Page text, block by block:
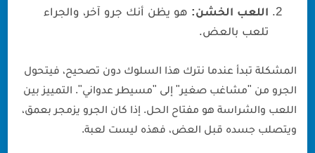
اللعب الخشن: هو يظن أنك جرو آخر، والجراء
تلعب بالعض.
المشكلة تبدأ عندما نترك هذا السلوك دون تصحيح، فيتحول
الجرو من "مشاغب صغير" إلى "مسيطر عدواني". التمييز بين
اللعب والشراسة هو مفتاح الحل. إذا كان الجرو يزمجر بعمق،
ويتصلب جسده قبل العض، فهذه ليست لعبة.